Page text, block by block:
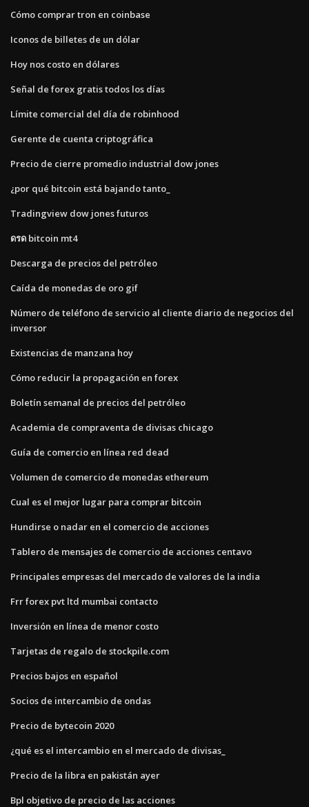
Cómo comprar tron ​​en coinbase
Iconos de billetes de un dólar
Hoy nos costo en dólares
Señal de forex gratis todos los días
Límite comercial del día de robinhood
Gerente de cuenta criptográfica
Precio de cierre promedio industrial dow jones
¿por qué bitcoin está bajando tanto_
Tradingview dow jones futuros
ดรด bitcoin mt4
Descarga de precios del petróleo
Caída de monedas de oro gif
Número de teléfono de servicio al cliente diario de negocios del
inversor
Existencias de manzana hoy
Cómo reducir la propagación en forex
Boletín semanal de precios del petróleo
Academia de compraventa de divisas chicago
Guía de comercio en línea red dead
Volumen de comercio de monedas ethereum
Cual es el mejor lugar para comprar bitcoin
Hundirse o nadar en el comercio de acciones
Tablero de mensajes de comercio de acciones centavo
Principales empresas del mercado de valores de la india
Frr forex pvt ltd mumbai contacto
Inversión en línea de menor costo
Tarjetas de regalo de stockpile.com
Precios bajos en español
Socios de intercambio de ondas
Precio de bytecoin 2020
¿qué es el intercambio en el mercado de divisas_
Precio de la libra en pakistán ayer
Bpl objetivo de precio de las acciones